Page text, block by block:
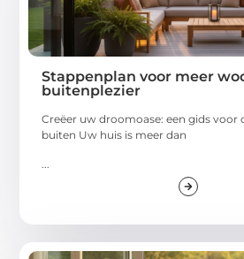
Stappenplan voor meer
buitenplezier
Creëer uw droomoase: een gids
buiten Uw huis is meer dan